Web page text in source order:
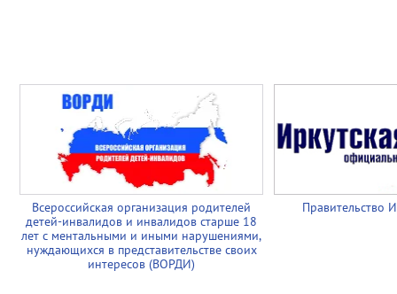
Всероссийская организация родителей
детей-инвалидов и инвалидов старше 18
лет с ментальными и иными нарушениями,
нуждающихся в представительстве своих
интересов (ВОРДИ)
Правительство